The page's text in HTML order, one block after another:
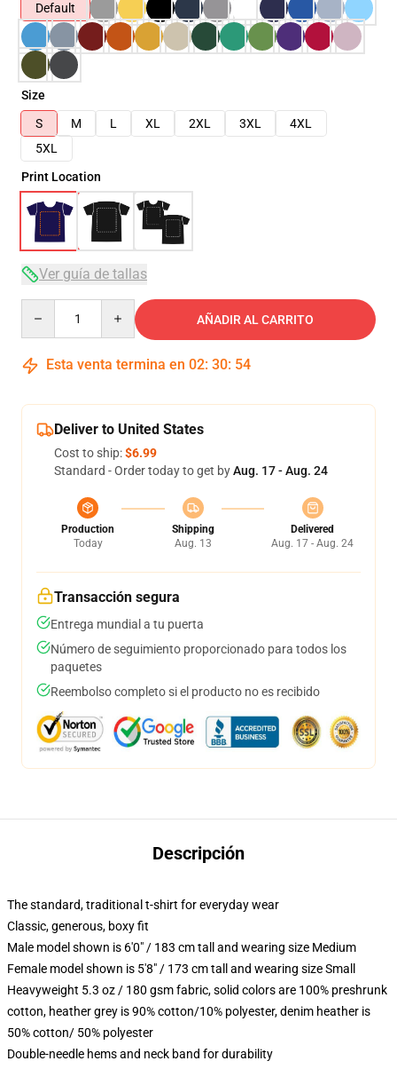
Default
Size
S
M L XL 2XL 3XL
4XL
5XL
Print Location
Ver guía de tallas
AÑADIR AL CARRITO
Esta venta termina en 02: 30: 53
Deliver to United States
Cost to ship:$6.99
Standard - Order today to get byAug. 17 - Aug. 24
Production
Today
Shipping
Aug. 13
Delivered
Aug. 17 - Aug. 24
Transacción segura
Entrega mundial a tu puerta
Número de seguimiento proporcionado para todos los
paquetes
Reembolso completo si el producto no es recibido
Descripción
The standard, traditional t-shirt for everyday wear
Classic, generous, boxy fit
Male model shown is 6'0" / 183 cm tall and wearing size Medium
Female model shown is 5'8" / 173 cm tall and wearing size Small
Heavyweight 5.3 oz / 180 gsm fabric, solid colors are 100% preshrunk
cotton, heather grey is 90% cotton/10% polyester, denim heather is
50% cotton/ 50% polyester
Double-needle hems and neck band for durability